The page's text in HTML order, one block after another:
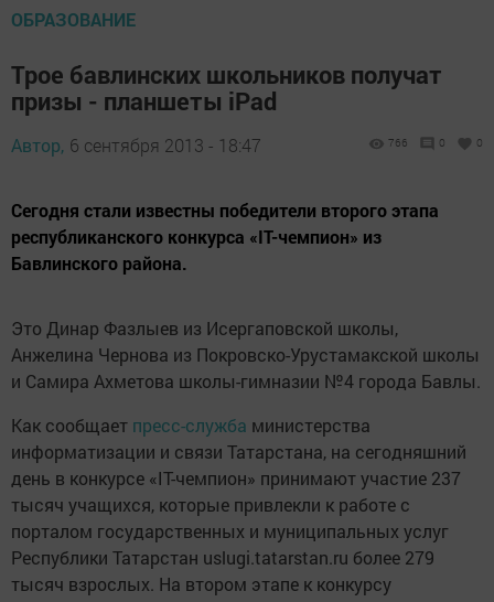
ОБРАЗОВАНИЕ
Трое бавлинских школьников получат
призы - планшеты iPad
Автор, 6 сентября 2013 - 18:47 766 0 0
Сегодня стали известны победители второго этапа
республиканского конкурса «IT-чемпион» из
Бавлинского района.
Это Динар Фазлыев из Исергаповской школы,
Анжелина Чернова из Покровско-Урустамакской школы
и Самира Ахметова школы-гимназии №4 города Бавлы.
Как сообщает пресс-служба министерства
информатизации и связи Татарстана, на сегодняшний
день в конкурсе «IT-чемпион» принимают участие 237
тысяч учащихся, которые привлекли к работе с
порталом государственных и муниципальных услуг
Республики Татарстан uslugi.tatarstan.ru более 279
тысяч взрослых. На втором этапе к конкурсу